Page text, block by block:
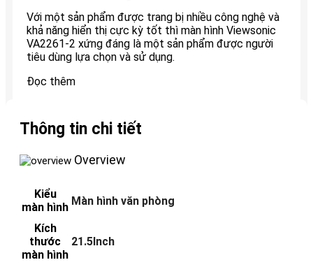
Với một sản phẩm được trang bị nhiều công nghệ và
khả năng hiển thị cực kỳ tốt thì màn hình Viewsonic
VA2261-2 xứng đáng là một sản phẩm được người
tiêu dùng lựa chọn và sử dụng.
Đọc thêm
Thông tin chi tiết
Overview
Kiểu
màn hình Màn hình văn phòng
Kích
thước
màn hình
21.5Inch